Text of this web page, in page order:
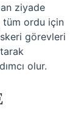
ziyade
tüm ordu için
görevleri
olur.